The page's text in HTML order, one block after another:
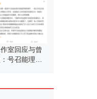
室回应与曾
号召能理智